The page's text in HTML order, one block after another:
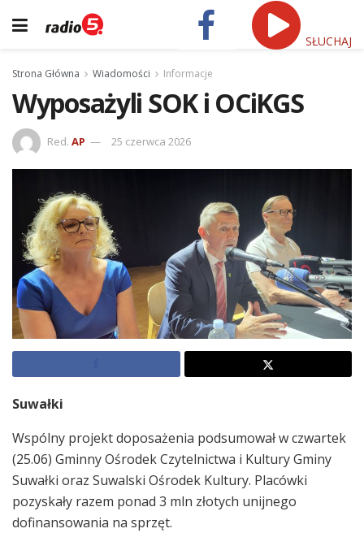
SŁUCHAJ
Strona Główna Wiadomości Informacje
Wyposażyli SOK i OCiKGS
Red. AP 25 czerwca 2026
Suwałki
Wspólny projekt doposażenia podsumował w czwartek
(25.06) Gminny Ośrodek Czytelnictwa i Kultury Gminy
Suwałki oraz Suwalski Ośrodek Kultury. Placówki
pozyskały razem ponad 3 mln złotych unijnego
dofinansowania na sprzęt.